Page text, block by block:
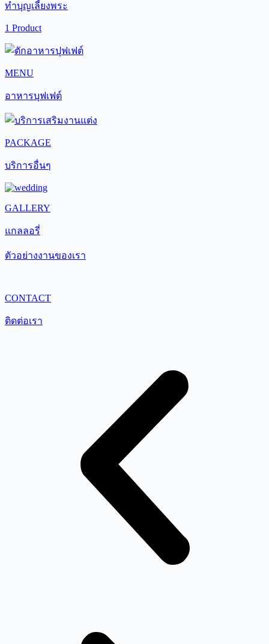
ทำบุญเลี้ยงพระ
1 Product
MENU
อาหารบุฟเฟต์
PACKAGE
บริการอื่นๆ
GALLERY
แกลลอรี่
ตัวอย่างงานของเรา
CONTACT
ติดต่อเรา